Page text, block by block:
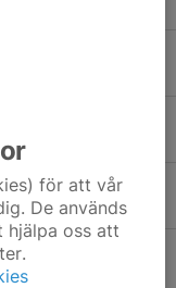
för att vår
De används
hjälpa oss att